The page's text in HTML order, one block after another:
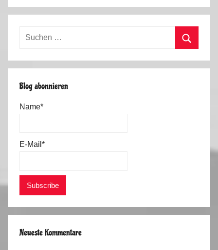
Suchen
Blog abonnieren
Name*
E-Mail*
Neueste Kommentare